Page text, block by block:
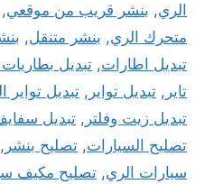
الري, بنشر قريب من موقعي,
متحرك الري, بنشر متنقل,
تبديل اطارات, تبديل
تاير , تبديل تواير , تبديل تواير
تبديل زيت وفلتر , تبديل
تصليح السيارات, تصليح بنشر ,
سيارات الري, تصليح مكيف